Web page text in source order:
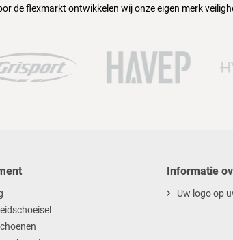
de flexmarkt ontwikkelen wij onze eigen merk
Informatie
Uw logo op